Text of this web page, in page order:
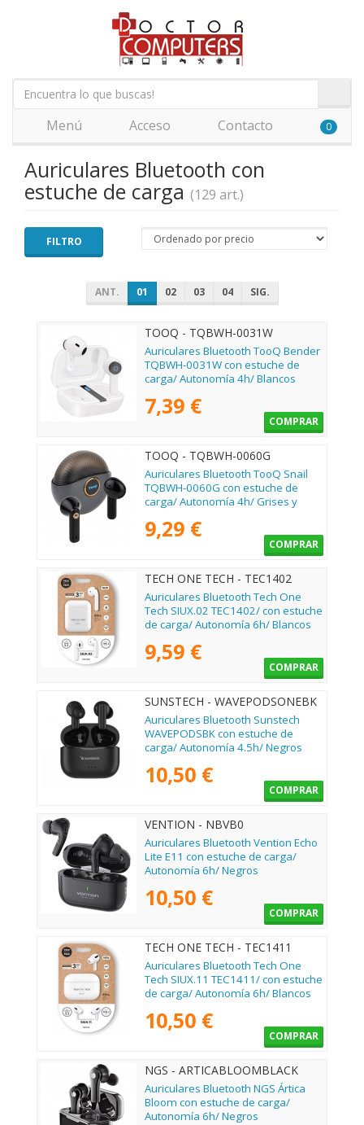
Menú Acceso Contacto 0
Auriculares Bluetooth con
estuche de carga (129 art.)
FILTRO
ANT. 01 02 03 04 SIG.
TOOQ - TQBWH-0031W
Auriculares Bluetooth TooQ Bender
TQBWH-0031W con estuche de
carga/ Autonomía 4h/ Blancos
7,39 €
COMPRAR
TOOQ - TQBWH-0060G
Auriculares Bluetooth TooQ Snail
TQBWH-0060G con estuche de
carga/ Autonomía 4h/ Grises y
9,29 €
COMPRAR
TECH ONE TECH - TEC1402
Auriculares Bluetooth Tech One
Tech SIUX.02 TEC1402/ con estuche
de carga/ Autonomía 6h/ Blancos
9,59 €
COMPRAR
SUNSTECH - WAVEPODSONEBK
Auriculares Bluetooth Sunstech
WAVEPODSBK con estuche de
carga/ Autonomía 4.5h/ Negros
10,50 €
COMPRAR
VENTION - NBVB0
Auriculares Bluetooth Vention Echo
Lite E11 con estuche de carga/
Autonomía 6h/ Negros
10,50 €
COMPRAR
TECH ONE TECH - TEC1411
Auriculares Bluetooth Tech One
Tech SIUX.11 TEC1411/ con estuche
de carga/ Autonomía 6h/ Blancos
10,50 €
COMPRAR
NGS - ARTICABLOOMBLACK
Auriculares Bluetooth NGS Ártica
Bloom con estuche de carga/
Autonomía 6h/ Negros